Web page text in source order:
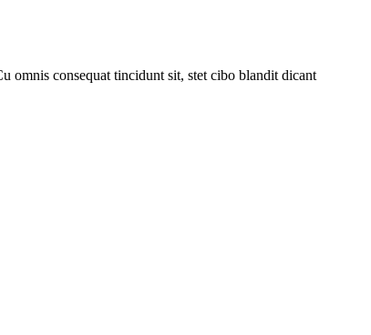
omnis consequat tincidunt sit, stet cibo blandit dicant